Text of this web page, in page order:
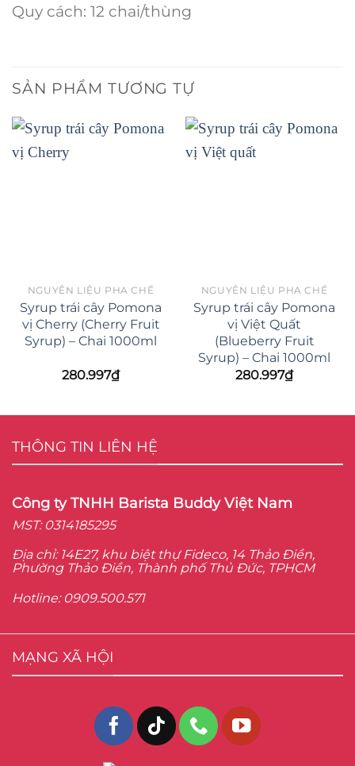
Quy cách: 12 chai/thùng
SẢN PHẨM TƯƠNG TỰ
NGUYÊN LIỆU PHA CHẾ
Syrup trái cây Pomona
vị Cherry (Cherry Fruit
Syrup) – Chai 1000ml
280.997₫
NGUYÊN LIỆU PHA CHẾ
Syrup trái cây Pomona
vị Việt Quất
(Blueberry Fruit
Syrup) – Chai 1000ml
280.997₫
THÔNG TIN LIÊN HỆ
Công ty TNHH Barista Buddy Việt Nam
MST: 0314185295
Địa chỉ: 14E27, khu biệt thự Fideco, 14 Thảo Điền,
Phường Thảo Điền, Thành phố Thủ Đức, TPHCM
Hotline: 0909.500.571
MẠNG XÃ HỘI